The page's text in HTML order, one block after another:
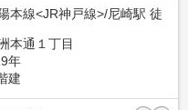
本線<JR神戸線>/尼崎駅 徒
本通１丁目
年
建